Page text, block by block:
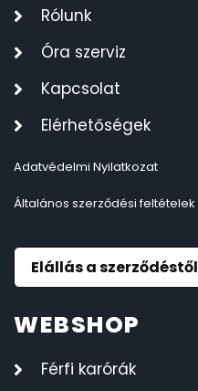
Rólunk
Óra szerviz
Kapcsolat
Elérhetőségek
Adatvédelmi Nyilatkozat
Általános szerződési feltételek
Elállás a szerződéstől
WEBSHOP
Férfi karórák